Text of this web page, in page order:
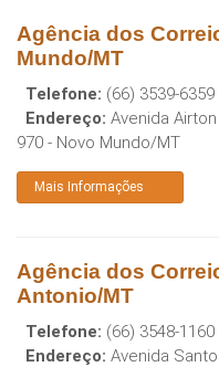
Agência dos
Mundo/MT
Telefone: (66) 3539-6359
Endereço: Avenida
970 - Novo Mundo/MT
Mais Informações
Agência dos
Antonio/MT
Telefone: (66) 3548-1160
Endereço: Avenida